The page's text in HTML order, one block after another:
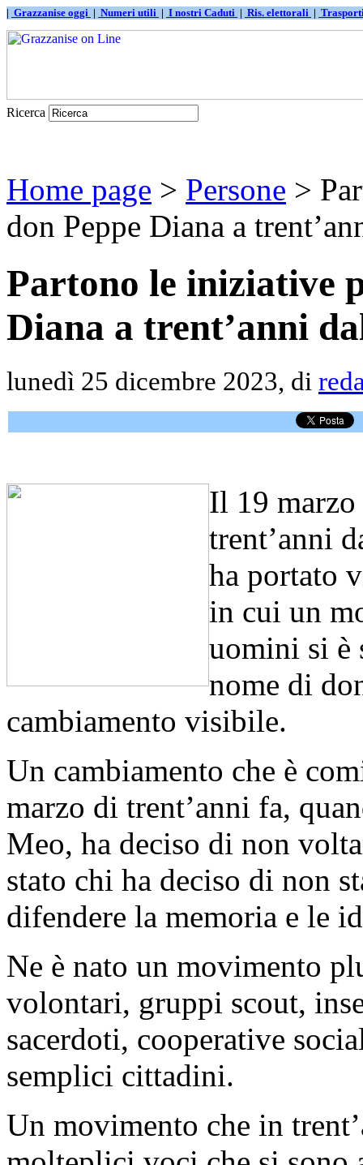
| Grazzanise oggi | Numeri utili | I nostri Caduti | Ris. elettorali |
Ricerca
Home page > Persone >
don Peppe Diana a
Partono le iniziative
Diana a trent’anni
lunedì 25 dicembre 2023, di
Il 19 marzo
trent’anni
ha portato
in cui un
uomini si è
nome di
cambiamento visibile.
Un cambiamento che è
marzo di trent’anni fa,
Meo, ha deciso di non
stato chi ha deciso di non
difendere la memoria e le
Ne è nato un movimento
volontari, gruppi scout,
sacerdoti, cooperative
semplici cittadini.
Un movimento che in